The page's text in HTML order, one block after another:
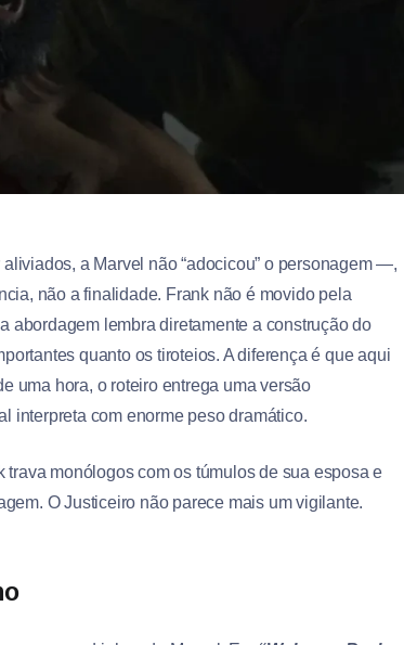
a Marvel não “adocicou” o personagem —,
não a finalidade. Frank não é movido pela
abordagem lembra diretamente a construção do
quanto os tiroteios. A diferença é que aqui
uma hora, o roteiro entrega uma versão
interpreta com enorme peso dramático.
monólogos com os túmulos de sua esposa e
O Justiceiro não parece mais um vigilante.